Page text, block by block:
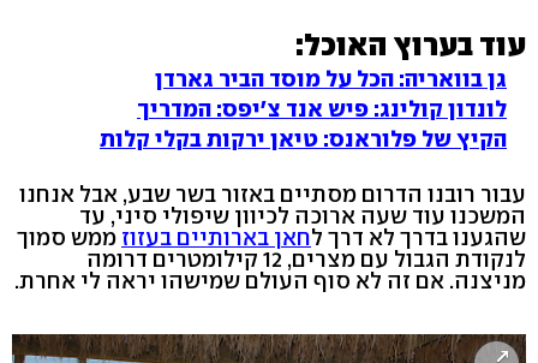
עוד בערוץ האוכל:
גן בוואריה: הכל על מוסד הביר גארדן
לונדון קולינג: פיש אנד צ'יפס: המדריך
הקיץ של פלוראנס: טיאן ירקות בקלי קלות
עבור רובנו הדרום מסתיים באזור בשר שבע, אבל אנחנו
המשכנו עוד שעה ארוכה לכיוון שיפולי סיני, עד
שהגענו בדרך לא דרך לחאן בארותיים בעזוז ממש סמוך
לנקודת הגבול עם מצרים, 12 קילומטרים דרומה
מניצנה. אם זה לא סוף העולם שמישהו יראה לי אחרת.